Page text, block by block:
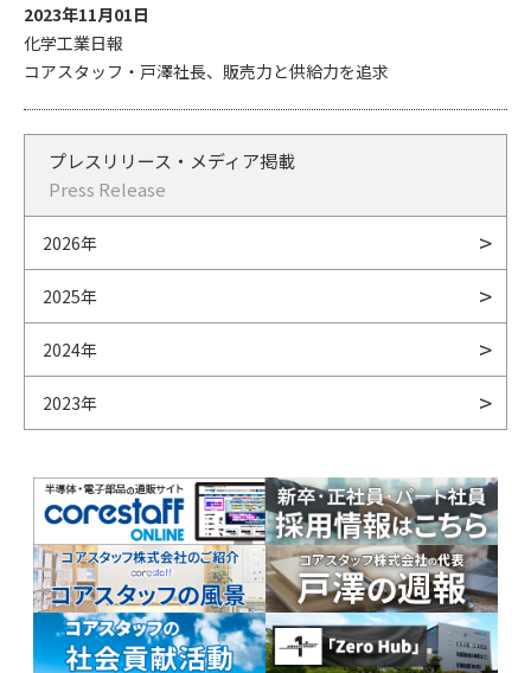
2023年11月01日
化学工業日報
コアスタッフ・戸澤社長、販売力と供給力を追求
プレスリリース・メディア掲載
Press Release
2026年
2025年
2024年
2023年